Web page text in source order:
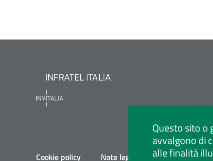
Questo sito o
avvalgono di
alle finalità
Cookie policy Note legali Privacy policy